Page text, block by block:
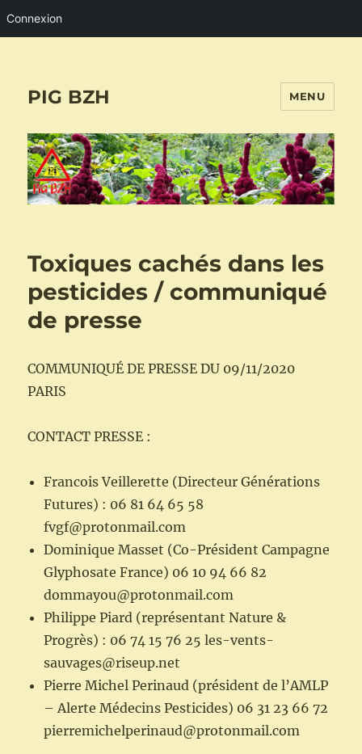
Connexion
PIG BZH MENU
Toxiques cachés dans les
pesticides / communiqué
de presse
COMMUNIQUÉ DE PRESSE DU 09/11/2020
PARIS
CONTACT PRESSE :
Francois Veillerette (Directeur Générations
Futures) : 06 81 64 65 58
fvgf@protonmail.com
Dominique Masset (Co-Président Campagne
Glyphosate France) 06 10 94 66 82
dommayou@protonmail.com
Philippe Piard (représentant Nature &
Progrès) : 06 74 15 76 25 les-vents-
sauvages@riseup.net
Pierre Michel Perinaud (président de l’AMLP
– Alerte Médecins Pesticides) 06 31 23 66 72
pierremichelperinaud@protonmail.com